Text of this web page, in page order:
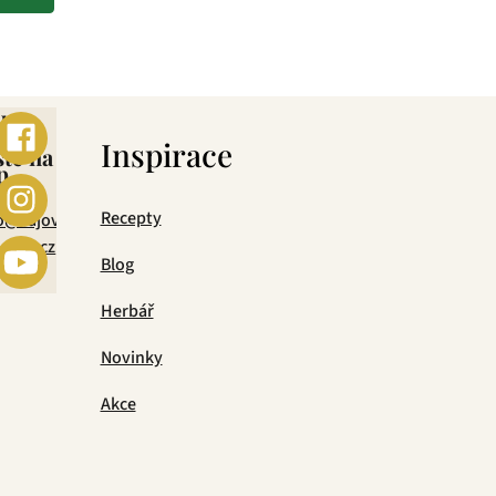
na
Inspirace
Recepty
Blog
Herbář
Novinky
Akce